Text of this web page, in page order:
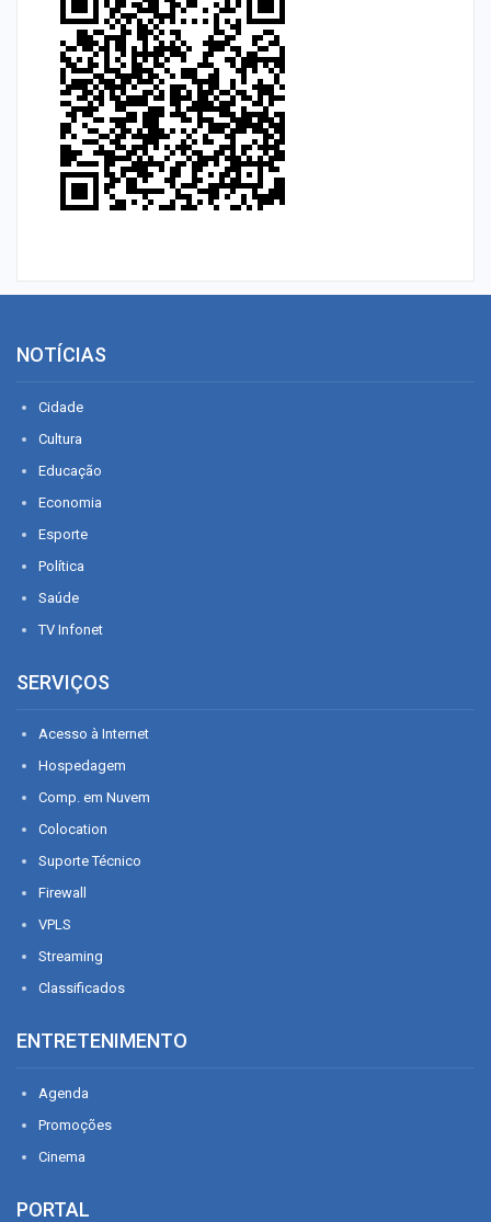
NOTÍCIAS
Cidade
Cultura
Educação
Economia
Esporte
Política
Saúde
TV Infonet
SERVIÇOS
Acesso à Internet
Hospedagem
Comp. em Nuvem
Colocation
Suporte Técnico
Firewall
VPLS
Streaming
Classificados
ENTRETENIMENTO
Agenda
Promoções
Cinema
PORTAL